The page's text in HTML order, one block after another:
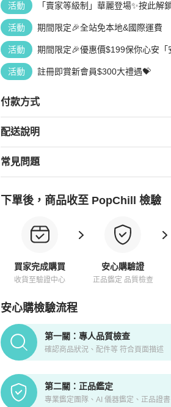
活動 「賣家等級制」華麗登場✨按此解
活動 期間限定🎉全站免本地&國際運費
活動
期間限定🎉優惠價$199保你心安「
活動 註冊即賞新會員$300大禮遇💝
付款方式
配送說明
常見問題
下單後，商品收至 PopChill 檢驗
買家完成購買
收貨至驗證中心
安心購驗證
正品鑑定 品質檢查
安心購檢驗流程
PopChill拍拍圈正品驗證、安心購檢驗
第一關：專人品質檢查
確認商品狀況、配件等 符合頁面描述
第二關：正品鑑定
專業鑑定團隊、AI 儀器鑑定、正品證書